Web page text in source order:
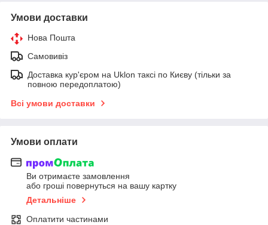
Умови доставки
Нова Пошта
Самовивіз
Доставка кур'єром на Uklon таксі по Києву (тільки за
повною передоплатою)
Всі умови доставки
Умови оплати
Ви отримаєте замовлення
або гроші повернуться на вашу картку
Детальніше
Оплатити частинами